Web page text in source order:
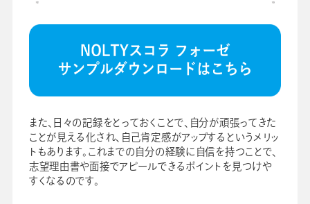
また、日々の記録をとっておくことで、自分が頑張ってきた
ことが見える化され、自己肯定感がアップするというメリッ
トもあります。これまでの自分の経験に自信を持つことで、
志望理由書や面接でアピールできるポイントを見つけや
すくなるのです。